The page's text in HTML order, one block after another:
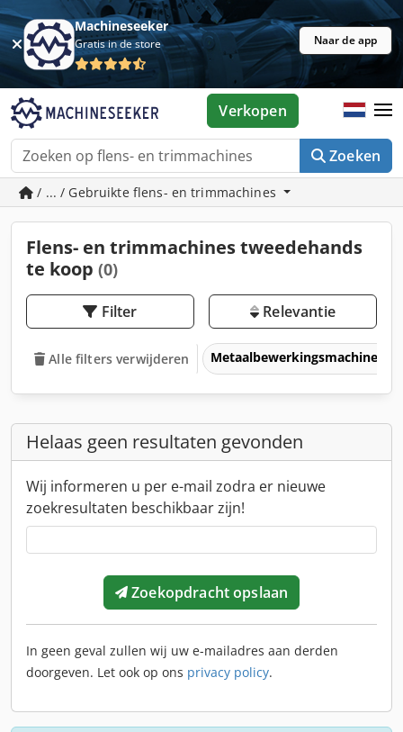
Machineseeker
Gratis in de store Naar de app
Zoeken
Verkopen
/ ... / Gebruikte flens- en trimmachines
Flens- en trimmachines tweedehands
te koop (0)
Filter Relevantie
Alle filters verwijderen Metaalbewerkingsmachines
Helaas geen resultaten gevonden
Wij informeren u per e-mail zodra er nieuwe
zoekresultaten beschikbaar zijn!
Zoekopdracht opslaan
In geen geval zullen wij uw e-mailadres aan derden
doorgeven. Let ook op ons privacy policy.